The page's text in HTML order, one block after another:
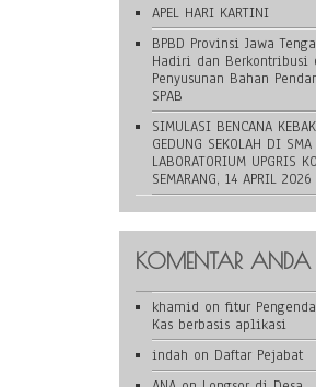
APEL HARI KARTINI
BPBD Provinsi Jawa
Hadiri dan Berkontribusi
Penyusunan Bahan
SPAB
SIMULASI BENCANA
GEDUNG SEKOLAH DI SMA
LABORATORIUM UPGRIS
SEMARANG, 14 APRIL 2026
KOMENTAR ANDA
khamid on fitur
Kas berbasis aplikasi
indah on Daftar Pejabat